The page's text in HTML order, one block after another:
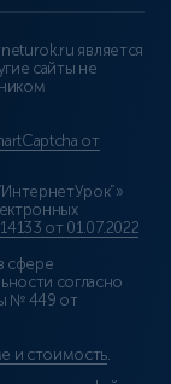
является
сайты не
от
от 01.07.2022
сфере
согласно
№ 449 от
и стоимость.